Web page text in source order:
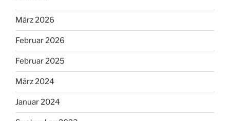
März 2026
Februar 2026
Februar 2025
März 2024
Januar 2024